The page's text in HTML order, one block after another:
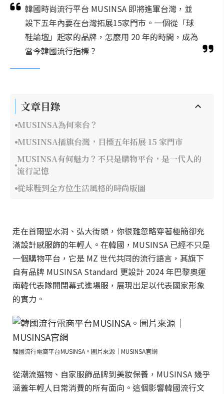
韓國時尚流行平台 MUSINSA 即將進軍台灣，並
設下五年內要在台灣拓展15家門市。一個從「球
鞋論壇」起家的品牌，怎麼用 20 年的時間，成為
當今韓國流行指標？
文章目錄
MUSINSA為何來台？
MUSINSA插旗台灣，目標五年拓展 15 家門市
MUSINSA有何魅力？不只是購物平台，是一代人的
流行記憶
從球鞋到全方位生活風格的時尚版圖
走在首爾聖水洞、弘大街頭，你很難忽略穿著極簡卻充
滿設計感服飾的年輕人。在韓國，MUSINSA 已經不只是
一個購物平台，它是 MZ 世代共同的流行語言，其旗下
自有品牌 MUSINSA Standard 更設計 2024 年巴黎奧運
南韓代表隊開閉幕式進場服，展現出足以代表國家形象
的實力。
韓國流行電商平台MUSINSA。圖片來源｜MUSINSA官網
從潮流選物、自家服飾品牌到美妝保養，MUSINSA 幾乎
涵蓋年輕人日常消費的所有面向。這個影響韓國流行文